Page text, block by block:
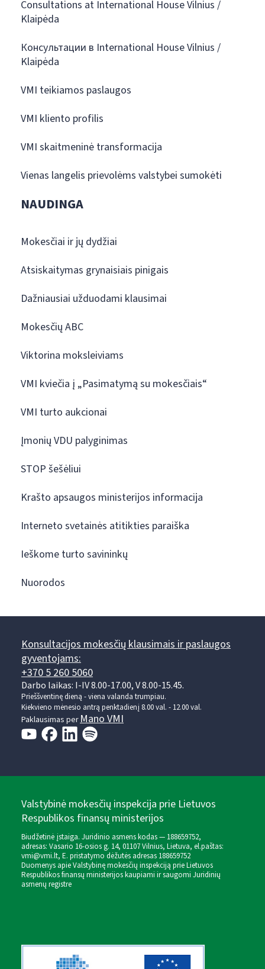
Consultations at International House Vilnius /
Klaipėda
Консультации в International House Vilnius /
Klaipėda
VMI teikiamos paslaugos
VMI kliento profilis
VMI skaitmeninė transformacija
Vienas langelis prievolėms valstybei sumokėti
NAUDINGA
Mokesčiai ir jų dydžiai
Atsiskaitymas grynaisiais pinigais
Dažniausiai užduodami klausimai
Mokesčių ABC
Viktorina moksleiviams
VMI kviečia į „Pasimatymą su mokesčiais“
VMI turto aukcionai
Įmonių VDU palyginimas
STOP šešėliui
Krašto apsaugos ministerijos informacija
Interneto svetainės atitikties paraiška
Ieškome turto savininkų
Nuorodos
Konsultacijos mokesčių klausimais ir paslaugos
gyventojams:
+370 5 260 5060
Darbo laikas: I-IV 8.00-17.00, V 8.00-15.45.
Prieššventinę dieną - viena valanda trumpiau.
Kiekvieno mėnesio antrą penktadienį 8.00 val. - 12.00 val.
Paklausimas perMano VMI
Valstybinė mokesčių inspekcija prie Lietuvos
Respublikos finansų ministerijos
Biudžetinė įstaiga. Juridinio asmens kodas — 188659752,
adresas: Vasario 16-osios g. 14, 01107 Vilnius, Lietuva, el.paštas:
vmi@vmi.lt, E. pristatymo dėžutės adresas 188659752
Duomenys apie Valstybinę mokesčių inspekciją prie Lietuvos
Respublikos finansų ministerijos kaupiami ir saugomi Juridinių
asmenų registre